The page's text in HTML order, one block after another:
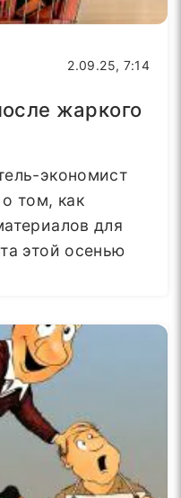
2.09.25, 7:14
жаркого
экономист
том, как
для
этой осенью